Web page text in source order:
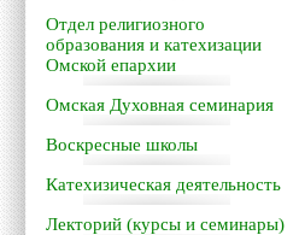
Отдел религиозного
образования и катехизации
Омской епархии
Омская Духовная семинария
Воскресные школы
Катехизическая деятельность
Лекторий (курсы и семинары)